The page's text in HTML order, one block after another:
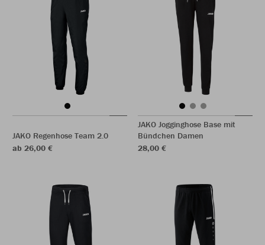
JAKO Regenhose Team 2.0
ab 26,00 €
JAKO Jogginghose Base mit
Bündchen Damen
28,00 €